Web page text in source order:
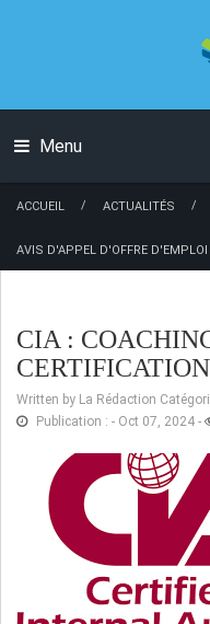
Menu
ACCUEIL / ACTUALITÉS /
AVIS D'APPEL D'OFFRE
CIA :
CERTIFICATION
Written by La Rédaction
Publication : - Oct 07, 2024 -